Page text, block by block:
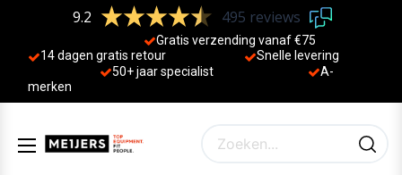
9.2 495 reviews
Gratis verzending vanaf €75
14 dagen gratis retour
Sne lle levering
50+ jaar specialist
A-
merken